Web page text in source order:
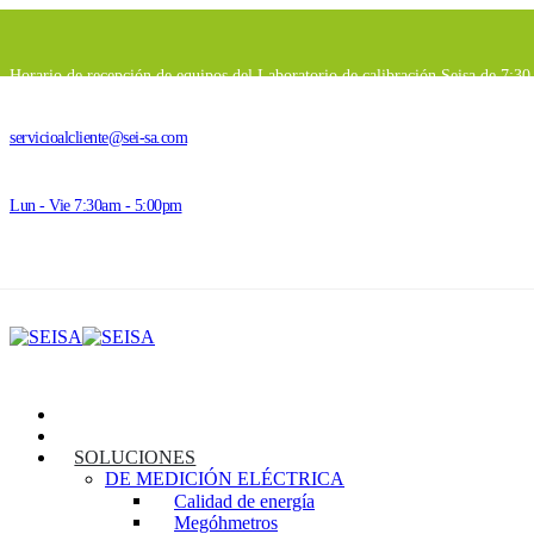
Horario de recepción de equipos del Laboratorio de calibración Seisa de
servicioalcliente@sei-sa.com
Lun - Vie 7:30am - 5:00pm
SOLUCIONES
DE MEDICIÓN ELÉCTRICA
Calidad de energía
Megóhmetros